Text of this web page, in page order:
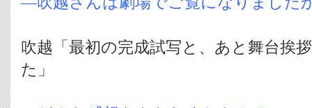
吹越「最初の完成試写と、あと舞台挨
た」